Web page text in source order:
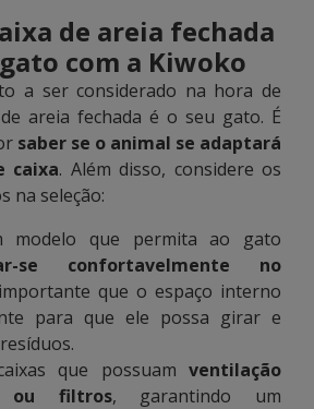
de areia fechada
com a Kiwoko
a ser considerado na hora de
areia fechada é o seu gato. É
saber se o animal se adaptará
caixa. Além disso, considere os
na seleção:
modelo que permita ao gato
se confortavelmente no
que o espaço interno
para que ele possa girar e
que possuam ventilação
ou filtros, garantindo um